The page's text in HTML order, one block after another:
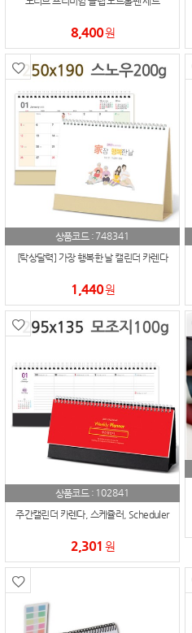
8,400원
상품코드 : 748341
[탁상달력] 가장 행복한 날 캘린더 카렌다
1,440원
상품코드 : 102841
주간캘린더 카렌다, 스케쥴러, Scheduler
2,301 원